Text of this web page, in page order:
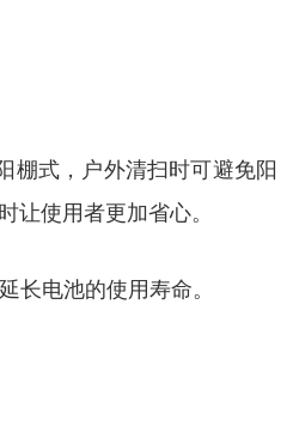
棚式，户外清扫时可避免阳
让使用者更加省心。
长电池的使用寿命。